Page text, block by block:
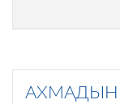
АХМАДЫН